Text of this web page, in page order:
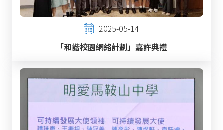
2025-05-14
「和諧校園網絡計劃」嘉許典禮